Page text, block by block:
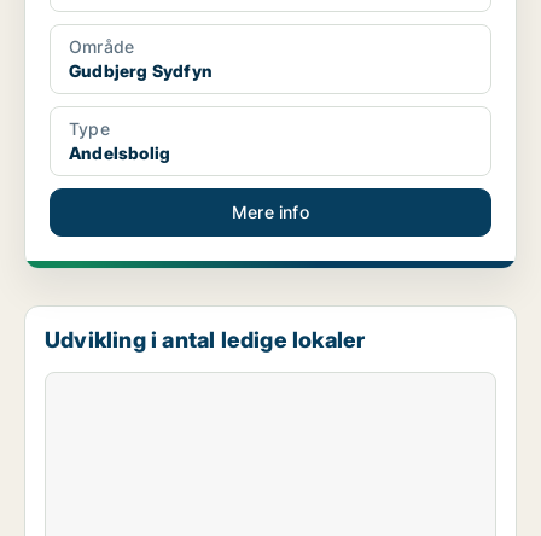
Område
Gudbjerg Sydfyn
Type
Andelsbolig
Mere info
Udvikling i antal ledige lokaler